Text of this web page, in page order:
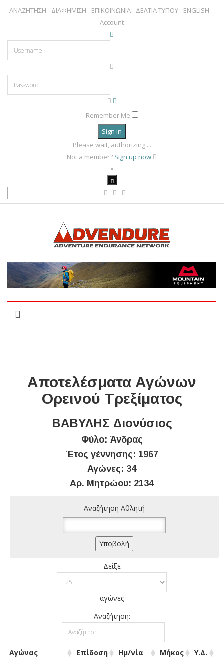
ΑΝΑΖΗΤΗΣΗ ΔΙΑΦΗΜΙΣΗ ΕΠΙΚΟΙΝΩΝΙΑ ΔΕΛΤΙΑ ΤΥΠΟΥ
ENGLISH
Account
Remember Me
Sign in
Please wait, authorizing ...
Not a member? Sign up now
×
Αποτελέσματα Αγώνων
Ορεινού Τρεξίματος
ΒΑΒΥΛΗΣ Διονύσιος
Φύλο: Άνδρας
Έτος γέννησης: 1967
Αγώνες: 34
Αρ. Μητρώου: 2134
Αναζήτηση Αθλητή
Δείξε
αγώνες
Αναζήτηση:
Αγώνας Επίδοση Ημ/νία Μήκος
Υ.Δ.